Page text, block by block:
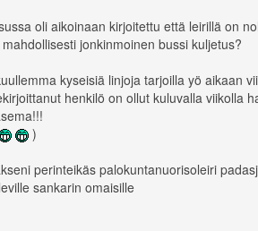
oli aikoinaan kirjoitettu että leirillä on
jonkinmoinen bussi kuljetus?
kyseisiä linjoja tarjoilla yö aikaan
henkilö on ollut kuluvalla viikolla
)
perinteikäs palokuntanuorisoleiri
sankarin omaisille